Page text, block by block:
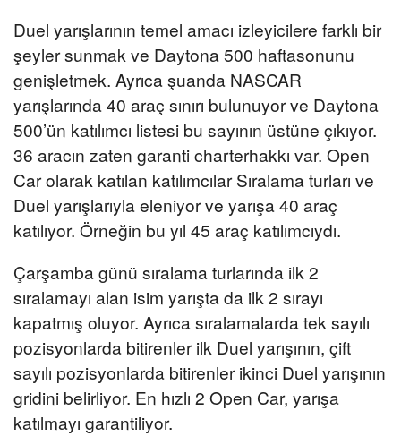
Duel yarışlarının temel amacı izleyicilere farklı bir
şeyler sunmak ve Daytona 500 haftasonunu
genişletmek. Ayrıca şuanda NASCAR
yarışlarında 40 araç sınırı bulunuyor ve Daytona
500’ün katılımcı listesi bu sayının üstüne çıkıyor.
36 aracın zaten garanti charterhakkı var. Open
Car olarak katılan katılımcılar Sıralama turları ve
Duel yarışlarıyla eleniyor ve yarışa 40 araç
katılıyor. Örneğin bu yıl 45 araç katılımcıydı.
Çarşamba günü sıralama turlarında ilk 2
sıralamayı alan isim yarışta da ilk 2 sırayı
kapatmış oluyor. Ayrıca sıralamalarda tek sayılı
pozisyonlarda bitirenler ilk Duel yarışının, çift
sayılı pozisyonlarda bitirenler ikinci Duel yarışının
gridini belirliyor. En hızlı 2 Open Car, yarışa
katılmayı garantiliyor.